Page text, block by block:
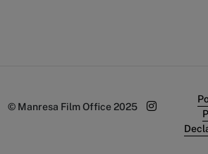
© Manresa Film Office 2025